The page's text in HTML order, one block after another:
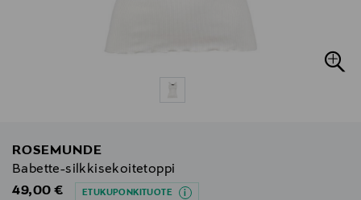
ROSEMUNDE
Babette-silkkisekoitetoppi
Original Price
49,00 € ETUKUPONKITUOTE